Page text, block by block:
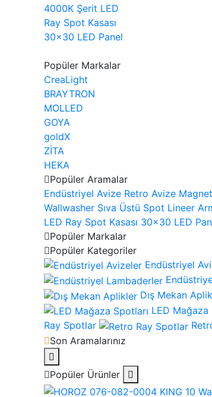
4000K Şerit LED
Ray Spot Kasası
30x30 LED Panel
Popüler Markalar
CreaLight
BRAYTRON
MOLLED
GOYA
goldX
ZİTA
HEKA
Popüler Aramalar
Endüstriyel Avize Retro Avize
Wallwasher Sıva Üstü Spot Lineer
LED Ray Spot Kasası 30x30 LED
Popüler Markalar
Popüler Kategoriler
Endüstriyel
Dış Mekan
LED Mağaza
Ray Spotlar
Son Aramalarınız
Popüler Ürünler